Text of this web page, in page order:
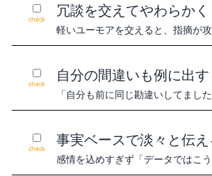
check 冗談を交えてやわらかく
軽いユーモアを交えると、指摘が
check 自分の間違いも例に出す
「自分も前に同じ勘違いしてまし
check 事実ベースで淡々と伝え
感情を込めすぎず「データではこ